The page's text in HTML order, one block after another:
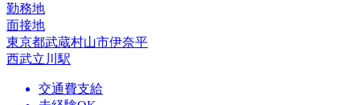
勤務地
面接地
東京都武蔵村山市伊奈平
西武立川駅
交通費支給